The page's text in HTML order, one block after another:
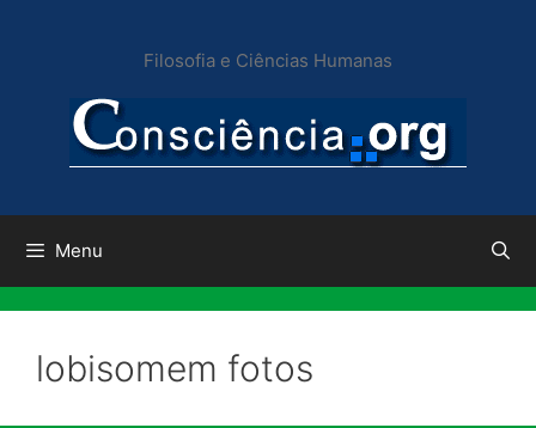
conteúdo
Filosofia e Ciências Humanas
Menu
lobisomem fotos